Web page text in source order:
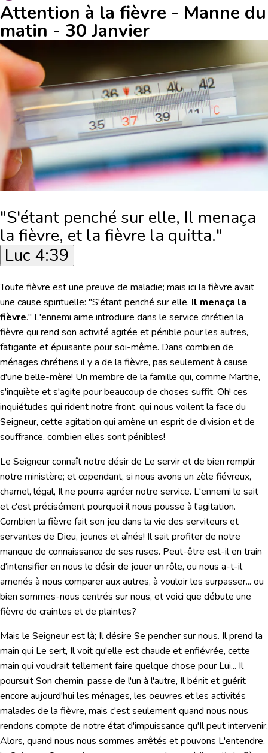
Attention à la fièvre - Manne du
matin - 30 Janvier
"S'étant penché sur elle, Il menaça
la fièvre, et la fièvre la quitta."
Luc 4:39
Toute fièvre est une preuve de maladie; mais ici la fièvre avait
une cause spirituelle: "S'étant penché sur elle, Il menaça la
fièvre." L'ennemi aime introduire dans le service chrétien la
fièvre qui rend son activité agitée et pénible pour les autres,
fatigante et épuisante pour soi-même. Dans combien de
ménages chrétiens il y a de la fièvre, pas seulement à cause
d'une belle-mère! Un membre de la famille qui, comme Marthe,
s'inquiète et s'agite pour beaucoup de choses suffit. Oh! ces
inquiétudes qui rident notre front, qui nous voilent la face du
Seigneur, cette agitation qui amène un esprit de division et de
souffrance, combien elles sont pénibles!
Le Seigneur connaît notre désir de Le servir et de bien remplir
notre ministère; et cependant, si nous avons un zèle fiévreux,
charnel, légal, Il ne pourra agréer notre service. L'ennemi le sait
et c'est précisément pourquoi il nous pousse à l'agitation.
Combien la fièvre fait son jeu dans la vie des serviteurs et
servantes de Dieu, jeunes et aînés! Il sait profiter de notre
manque de connaissance de ses ruses. Peut-être est-il en train
d'intensifier en nous le désir de jouer un rôle, ou nous a-t-il
amenés à nous comparer aux autres, à vouloir les surpasser... ou
bien sommes-nous centrés sur nous, et voici que débute une
fièvre de craintes et de plaintes?
Mais le Seigneur est là; Il désire Se pencher sur nous. Il prend la
main qui Le sert, Il voit qu'elle est chaude et enfiévrée, cette
main qui voudrait tellement faire quelque chose pour Lui... Il
poursuit Son chemin, passe de l'un à l'autre, Il bénit et guérit
encore aujourd'hui les ménages, les oeuvres et les activités
malades de la fièvre, mais c'est seulement quand nous nous
rendons compte de notre état d'impuissance qu'Il peut intervenir.
Alors, quand nous nous sommes arrêtés et pouvons L'entendre,